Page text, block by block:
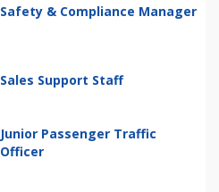
Safety & Compliance Manager
Sales Support Staff
Junior Passenger Traffic
Officer